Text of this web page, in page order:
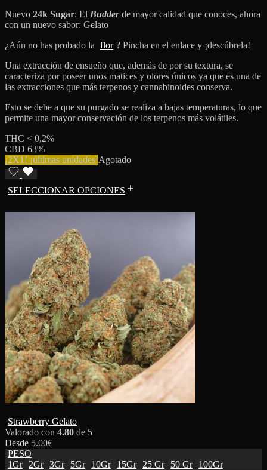
Nuevo 24k Sugar: El Budderde mayor calidad que conoces, ahora
con un nuevo sabor: Gelato
¿Aún no has probado la flor ? Pincha en el enlace y ¡descúbrela!
Una extracción de ensueño que, además de por su textura, se
caracteriza por poseer unos matices y olores únicos ya que es una de
las extracciones que más terpenos y cannabinoides conserva.
Esto se debe a que su purgado se realiza a bajas temperaturas, lo que
permite una mayor conservación de los terpenos más volátiles.
THC < 0,2%
CBD 63%
¡2X1! ¡últimas unidades!Agotado
SELECCIONAR OPCIONES
Strawberry Gelato
Valorado con 4.80 de 5
Desde 5.00€
PESO
1Gr
2Gr 3Gr 5Gr 10Gr 15Gr 25 Gr 50 Gr
100Gr